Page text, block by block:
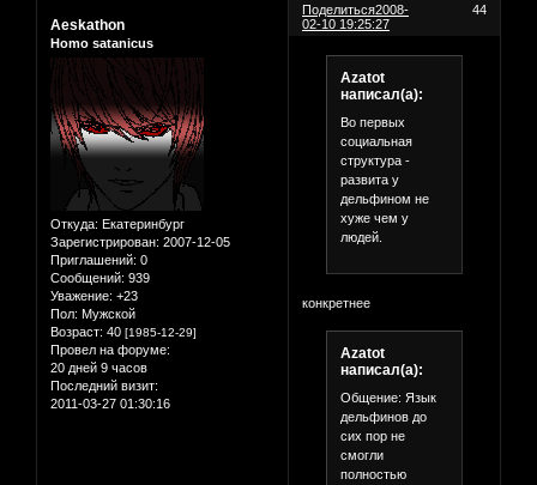
Поделиться 44
2008-
02-10 19:25:27
Aeskathon
Homo satanicus
Откуда: Екатеринбург
Зарегистрирован: 2007-12-05
Приглашений: 0
Сообщений: 939
Уважение: +23
Пол: Мужской
Возраст: 40 [1985-12-29]
Провел на форуме:
20 дней 9 часов
Последний визит:
2011-03-27 01:30:16
Azatot
написал(а):
Во первых
социальная
структура -
развита у
дельфином не
хуже чем у
людей.
конкретнее
Azatot
написал(а):
Общение: Язык
дельфинов до
сих пор не
смогли
полностью